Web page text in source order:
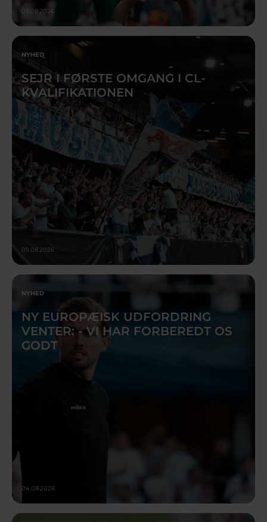
05.08.2026
NYHED
SEJR I FØRSTE OMGANG I CL-
KVALIFIKATIONEN
05.08.2026
NYHED
NY EUROPÆISK UDFORDRING
VENTER: - VI HAR FORBEREDT OS
GODT
04.08.2026